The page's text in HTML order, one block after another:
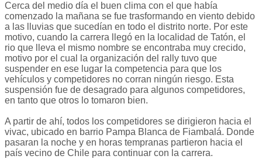
Cerca del medio día el buen clima con el que había
comenzado la mañana se fue trasformando en viento debido
a las lluvias que sucedían en todo el distrito norte. Por este
motivo, cuando la carrera llegó en la localidad de Tatón, el
rio que lleva el mismo nombre se encontraba muy crecido,
motivo por el cual la organización del rally tuvo que
suspender en ese lugar la competencia para que los
vehículos y competidores no corran ningún riesgo. Esta
suspensión fue de desagrado para algunos competidores,
en tanto que otros lo tomaron bien.
A partir de ahí, todos los competidores se dirigieron hacia el
vivac, ubicado en barrio Pampa Blanca de Fiambalá. Donde
pasaran la noche y en horas tempranas partieron hacia el
país vecino de Chile para continuar con la carrera.